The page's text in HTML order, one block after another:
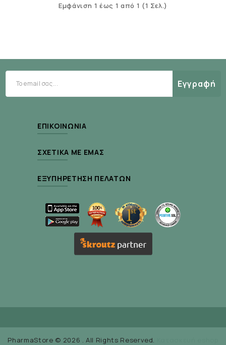
Εμφάνιση 1 έως 1 από 1 (1 Σελ.)
Εγγραφή
ΕΠΙΚΟΙΝΩΝΊΑ
ΣΧΕΤΙΚΆ ΜΕ ΕΜΆΣ
ΕΞΥΠΗΡΈΤΗΣΗ ΠΕΛΑΤΏΝ
PharmaStore © 2026 . All Rights Reserved.